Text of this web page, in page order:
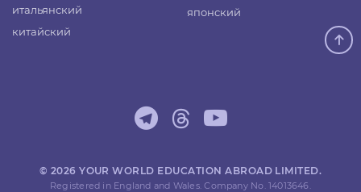
итальянский
китайский
японский
© 2026 YOUR WORLD EDUCATION ABROAD LIMITED.
Registered in England and Wales. Company No. 14013646.